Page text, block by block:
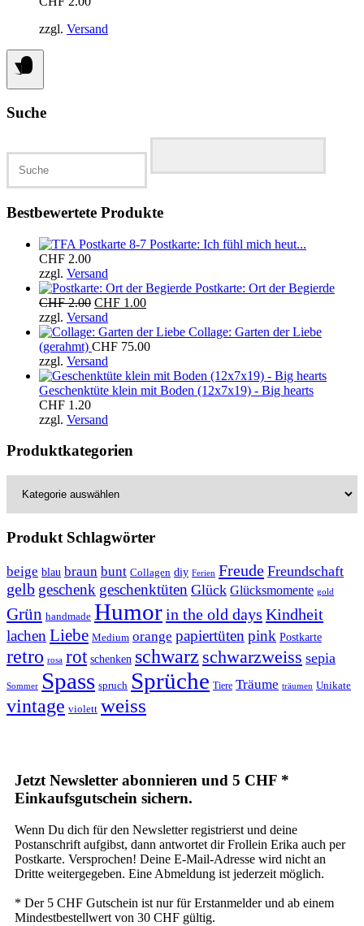
zzgl. Versand
Suche
nach:
Bestbewertete Produkte
Postkarte: Ich fühl mich heut...
CHF 2.00
zzgl. Versand
Postkarte: Ort der Begierde
CHF2.00 Ursprünglicher
Preis
war:
CHF 2.00
CHF 1.00Aktueller
ist:
CHF 1.00.
zzgl. Versand
Collage: Garten der Liebe
(gerahmt) CHF 75.00
zzgl. Versand
Geschenktüte klein mit Boden (12x7x19) - Big hearts
CHF 1.20
zzgl. Versand
Produktkategorien
Produkt Schlagwörter
beige blau braun bunt Collagen diy Ferien Freude Freundschaft
gelb geschenk geschenktüten Glück Glücksmomente gold
Grün handmade Humorin the old days Kindheit
lachenLiebe Medium orange papiertütenpink Postkarte
retro rosa rot schenken schwarz schwarzweiss sepia
Sommer Spass spruch Sprüche Tiere Träume träumen Unikate
vintage violett weiss
Jetzt Newsletter abonnieren und 5 CHF *
Einkaufsgutschein sichern.
Wenn Du dich für den Newsletter registrierst und deine
Postanschrift aufgibst, dann antwortet dir Frollein Erika auch per
Postkarte. Versprochen! Deine E-Mail-Adresse wird nicht an
Dritte weitergegeben. Eine Abmeldung ist jederzeit möglich.
* Der 5 CHF Gutschein ist nur für Erstanmelder und ab einem
Mindestbestellwert von 30 CHF gültig.